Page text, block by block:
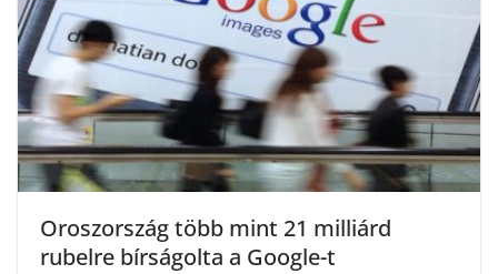
Oroszország több mint 21 milliárd
rubelre bírságolta a Google-t